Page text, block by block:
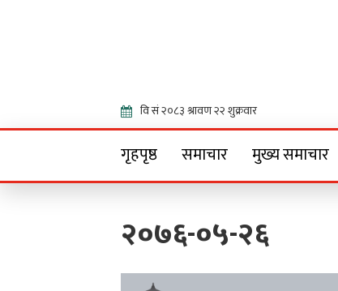
गृहपृष्ठ समाचार मुख्य समाचार
२०७६-०५-२६